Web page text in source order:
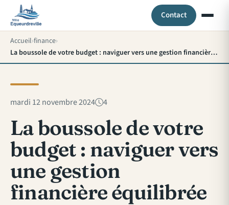
Contact
Accueil finance
La boussole de votre budget : naviguer vers une gestion financière équilibrée
mardi 12 novembre 2024 4
La boussole de votre
budget : naviguer vers
une gestion
financière équilibrée